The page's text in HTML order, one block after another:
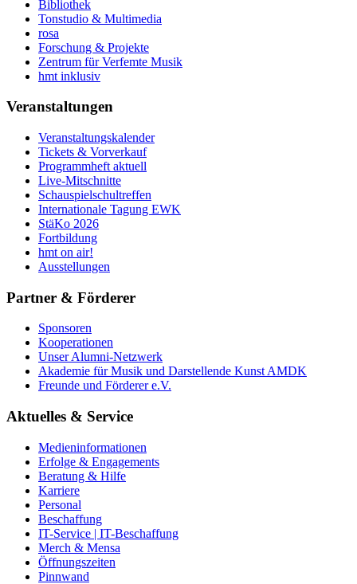
Bibliothek
Tonstudio & Multimedia
rosa
Forschung & Projekte
Zentrum für Verfemte Musik
hmt inklusiv
Veranstaltungen
Veranstaltungskalender
Tickets & Vorverkauf
Programmheft aktuell
Live-Mitschnitte
Schauspielschultreffen
Internationale Tagung EWK
StäKo 2026
Fortbildung
hmt on air!
Ausstellungen
Partner & Förderer
Sponsoren
Kooperationen
Unser Alumni-Netzwerk
Akademie für Musik und Darstellende Kunst AMDK
Freunde und Förderer e.V.
Aktuelles & Service
Medieninformationen
Erfolge & Engagements
Beratung & Hilfe
Karriere
Personal
Beschaffung
IT-Service | IT-Beschaffung
Merch & Mensa
Öffnungszeiten
Pinnwand